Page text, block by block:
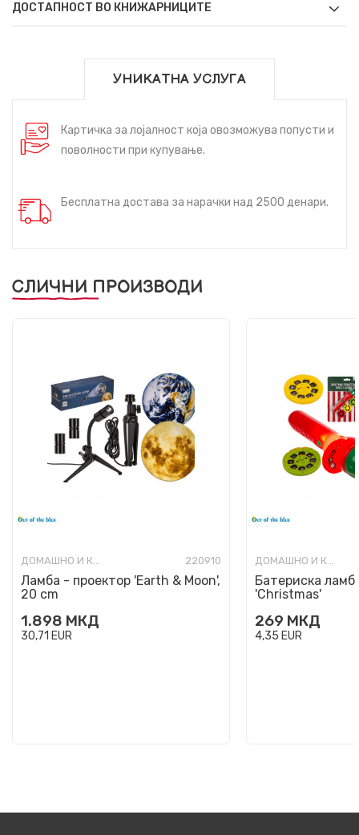
ДОСТАПНОСТ ВО КНИЖАРНИЦИТЕ
УНИКАТНА УСЛУГА
Картичка за лојалност која овозможува попусти и
поволности при купување.
Бесплатна достава за нарачки над 2500 денари.
СЛИЧНИ ПРОИЗВОДИ
ДОМАШНО И КАНЦЕЛАРИСКО ОСВЕТЛУВАЊЕ 220910
Ламба - проектор 'Earth & Moon',
20 cm
1.898 МКД
30,71 EUR
ДОМАШНО И КАНЦЕЛАРИСКО ОСВЕТЛУВАЊЕ
Батериска
'Christmas'
269 МКД
4,35 EUR